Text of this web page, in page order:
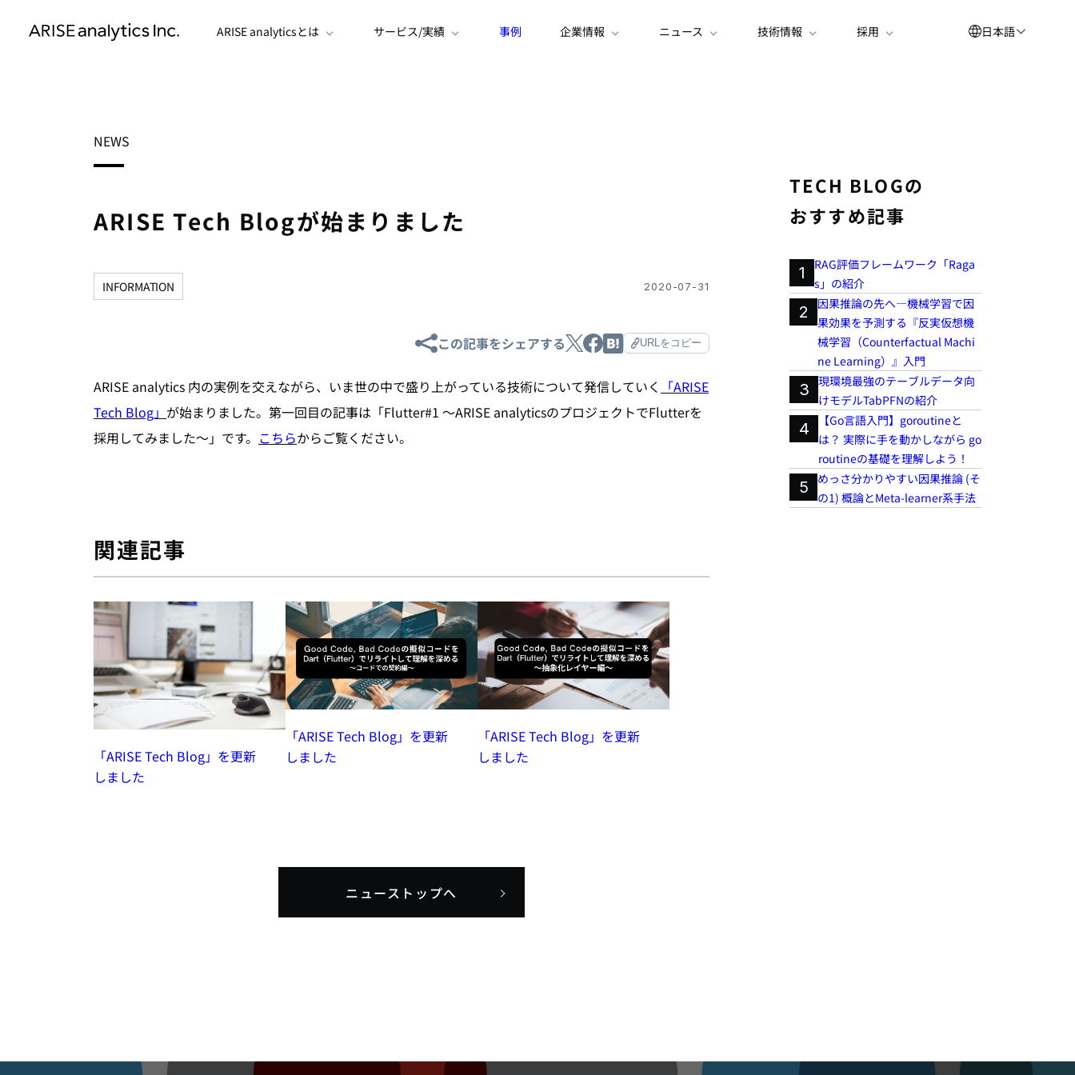
ARISE analyticsとは サービス/実績 事例 企業情報 ニュース 技術情報 採用 日本語
Português
NEWS
ARISE Tech Blogが始まりました
INFORMATION 2020-07-31
この記事をシェアする URLをコピー
ARISE analytics 内の実例を交えながら、いま世の中で盛り上がっている技術について発信していく 「ARISE
Tech Blog」 が始まりました。第一回目の記事は「Flutter#1 〜ARISE analyticsのプロジェクトでFlutterを
採用してみました〜」です。 こちらからご覧ください。
関連記事
「ARISE Tech Blog」を更新
しました
「ARISE Tech Blog」を更新
しました
「ARISE Tech Blog」を更新
しました
ニューストップへ
TECH BLOGの
おすすめ記事
1
RAG評価フレームワーク「Raga
s」の紹介
2
因果推論の先へ―機械学習で因
果効果を予測する『反実仮想機
械学習（Counterfactual Machi
ne Learning）』入門
3 現環境最強のテーブルデータ向
けモデルTabPFNの紹介
4
【Go言語入門】goroutineと
は？ 実際に手を動かしながら go
routineの基礎を理解しよう！
5
めっさ分かりやすい因果推論 (そ
の1) 概論とMeta-learner系手法